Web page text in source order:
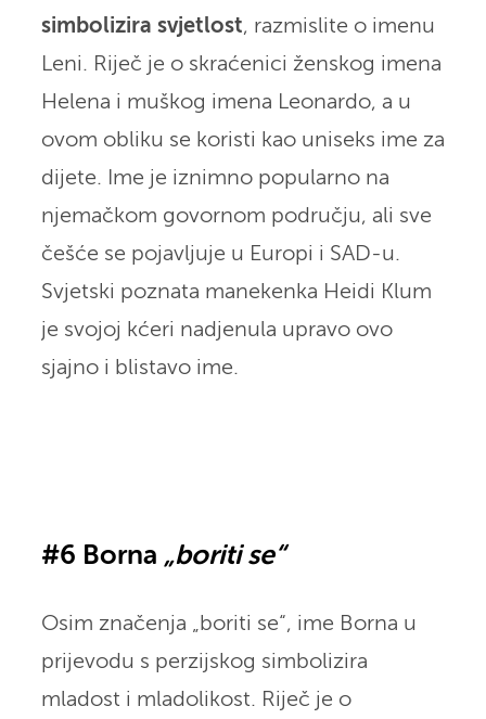
simbolizira svjetlost, razmislite o imenu
Leni. Riječ je o skraćenici ženskog imena
Helena i muškog imena Leonardo, a u
ovom obliku se koristi kao uniseks ime za
dijete. Ime je iznimno popularno na
njemačkom govornom području, ali sve
češće se pojavljuje u Europi i SAD-u.
Svjetski poznata manekenka Heidi Klum
je svojoj kćeri nadjenula upravo ovo
sjajno i blistavo ime.
#6 Borna „boriti se“
Osim značenja „boriti se“, ime Borna u
prijevodu s perzijskog simbolizira
mladost i mladolikost. Riječ je o